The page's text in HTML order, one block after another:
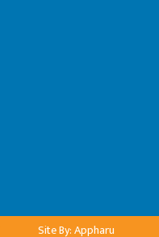
Site By: Appharu